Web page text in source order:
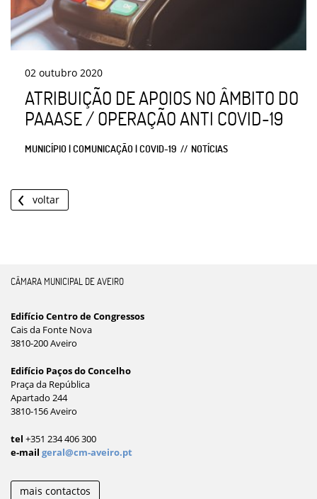
02 outubro 2020
ATRIBUIÇÃO DE APOIOS NO ÂMBITO DO
PAAASE / OPERAÇÃO ANTI COVID-19
MUNICÍPIO | COMUNICAÇÃO | COVID-19 NOTÍCIAS
voltar
CÂMARA MUNICIPAL DE AVEIRO
Edifício Centro de Congressos
Cais da Fonte Nova
3810-200 Aveiro
Edifício Paços do Concelho
Praça da República
Apartado 244
3810-156 Aveiro
tel +351 234 406 300
e-mail geral@cm-aveiro.pt
mais contactos